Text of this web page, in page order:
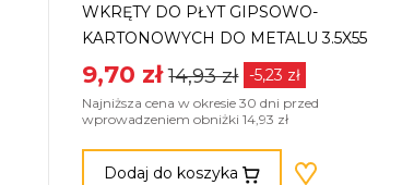
WKRĘTY DO PŁYT GIPSOWO-
KARTONOWYCH DO METALU 3.5X55
9,70 zł 14,93 zł -5,23 zł
Najniższa cena w okresie 30 dni przed
wprowadzeniem obniżki 14,93 zł
Dodaj do koszyka